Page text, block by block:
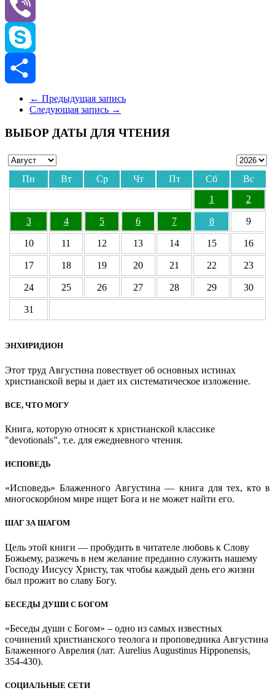
Odnoklassniki
Viber
Skype
Отправить
← Предыдущая запись
Следующая запись →
ВЫБОР ДАТЫ ДЛЯ ЧТЕНИЯ
Пн Вт Ср Чт Пт Сб
Вс
1
2
3 4 5 6 7 8 9
10 11 12 13 14 15 16
17 18 19 20 21 22 23
24 25 26 27 28 29 30
31
ЭНХИРИДИОН
Этот труд Августина повествует об основных истинах
христианской веры и дает их систематическое изложение.
ВСЕ, ЧТО МОГУ
Книга, которую относят к христианской классике
"devotionals", т.е. для ежедневного чтения.
ИСПОВЕДЬ
«Исповедь» Блаженного Августина — книга для тех, кто в
многоскорбном мире ищет Бога и не может найти его.
ШАГ ЗА ШАГОМ
Цель этой книги — пробудить в читателе любовь к Слову
Божьему, разжечь в нем желание преданно служить нашему
Господу Иисусу Христу, так чтобы каждый день его жизни
был прожит во славу Богу.
БЕСЕДЫ ДУШИ С БОГОМ
«Беседы души с Богом» – одно из самых известных
сочинений христианского теолога и проповедника Августина
Блаженного Аврелия (лат. Aurelius Augustinus Hipponensis,
354-430).
СОЦИАЛЬНЫЕ СЕТИ